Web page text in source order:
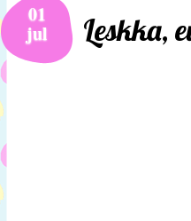
01
jul Leskka,